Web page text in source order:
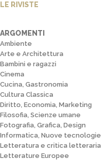
LE RIVISTE
ARGOMENTI
Ambiente
Arte e Architettura
Bambini e ragazzi
Cinema
Cucina, Gastronomia
Cultura Classica
Diritto, Economia, Marketing
Filosofia, Scienze umane
Fotografia, Grafica, Design
Informatica, Nuove tecnologie
Letteratura e critica letteraria
Letterature Europee